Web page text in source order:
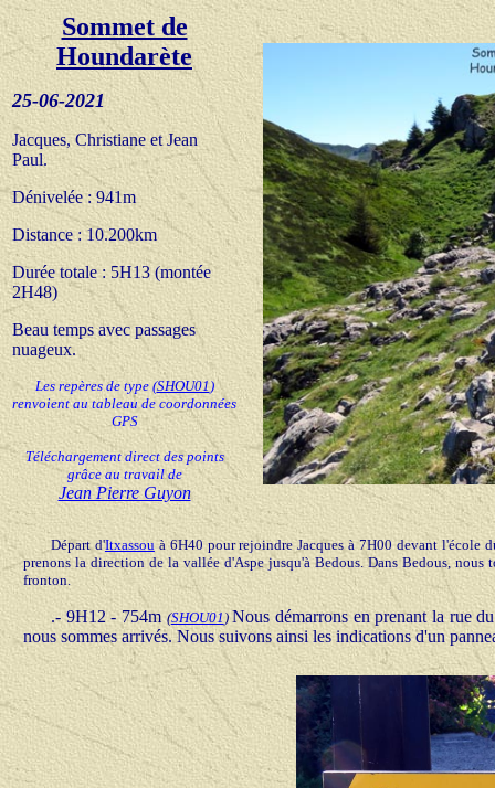
Sommet de
Houndarète
25-06-2021
Jacques, Christiane et Jean
Paul.
Dénivelée : 941m
Distance : 10.200km
Durée totale : 5H13 (montée
2H48)
Beau temps avec passages
nuageux.
Les repères de type (SHOU01 )
renvoient au tableau de coordonnées
GPS
Téléchargement direct des points
grâce au travail de
Jean Pierre Guyon
Départ d'Itxassouà 6H40 pour rejoindre Jacques à 7H00 devant l'école
prenons la direction de la vallée d'Aspe jusqu'à Bedous. Dans Bedous,
fronton.
.- 9H12 - 754m(SHOU01 )Nous démarrons en prenant la rue
nous sommes arrivés. Nous suivons ainsi les indications d'un